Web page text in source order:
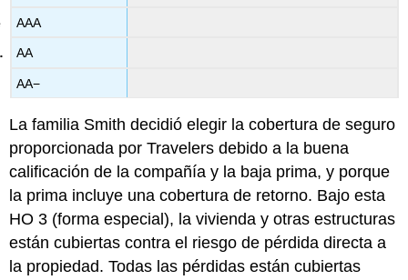
AAA
AA
AA−
La familia Smith decidió elegir la cobertura de seguro
proporcionada por Travelers debido a la buena
calificación de la compañía y la baja prima, y porque
la prima incluye una cobertura de retorno. Bajo esta
HO 3 (forma especial), la vivienda y otras estructuras
están cubiertas contra el riesgo de pérdida directa a
la propiedad. Todas las pérdidas están cubiertas